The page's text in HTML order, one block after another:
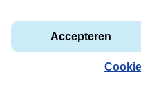
Privacyverklaring
Kwetsbaarheid melden
Copyright © 2026 MAX